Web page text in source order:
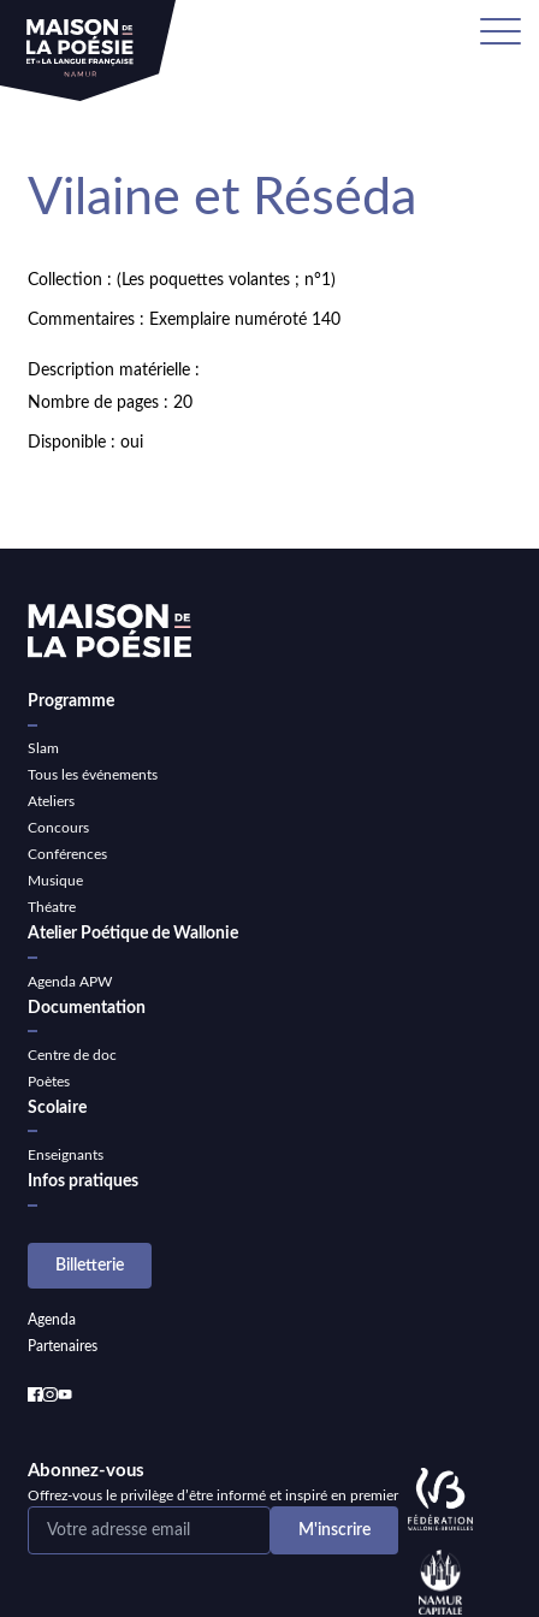
Vilaine et Réséda
Collection : (Les poquettes volantes ; n°1)
Commentaires : Exemplaire numéroté 140
Description matérielle :
Nombre de pages : 20
Disponible : oui
Programme
Slam
Tous les événements
Ateliers
Concours
Conférences
Musique
Théatre
Atelier Poétique de Wallonie
Agenda APW
Documentation
Centre de doc
Poètes
Scolaire
Enseignants
Infos pratiques
Billetterie
Agenda
Partenaires
Abonnez-vous
Offrez-vous le privilège d’être informé et inspiré en premier